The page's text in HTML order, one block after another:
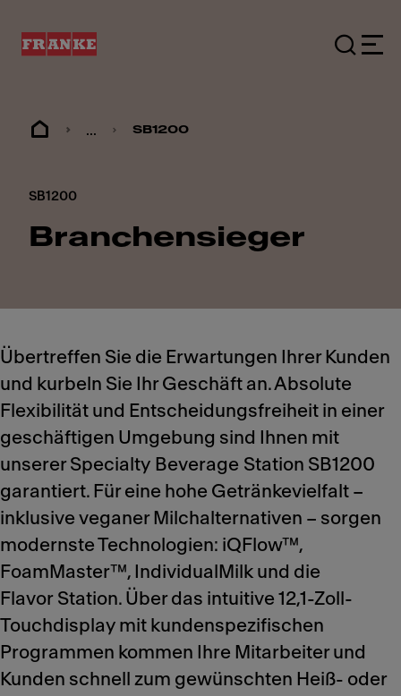
... SB1200
SB1200
Branchensieger
Übertreffen Sie die Erwartungen Ihrer Kunden
und kurbeln Sie Ihr Geschäft an. Absolute
Flexibilität und Entscheidungsfreiheit in einer
geschäftigen Umgebung sind Ihnen mit
unserer Specialty Beverage Station SB1200
garantiert. Für eine hohe Getränkevielfalt –
inklusive veganer Milchalternativen – sorgen
modernste Technologien: iQFlow™,
FoamMaster™, IndividualMilk und die
Flavor Station. Über das intuitive 12,1-Zoll-
Touchdisplay mit kundenspezifischen
Programmen kommen Ihre Mitarbeiter und
Kunden schnell zum gewünschten Heiß- oder